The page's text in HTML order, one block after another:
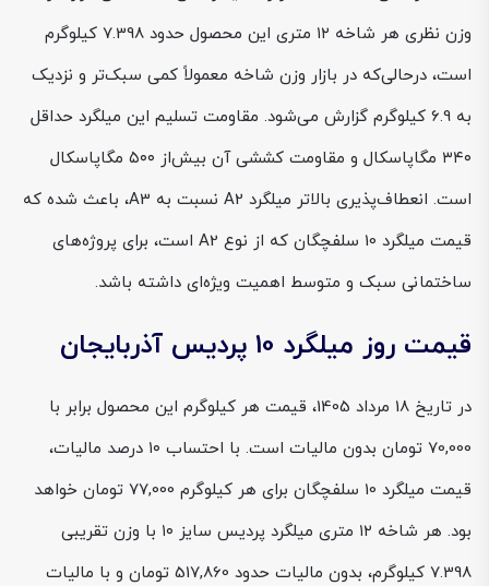
وزن نظری هر شاخه ۱۲ متری این محصول حدود 7.398 کیلوگرم
است، درحالی‌که در بازار وزن شاخه معمولاً کمی سبک‌تر و نزدیک
به 6.9 کیلوگرم گزارش می‌شود. مقاومت تسلیم این میلگرد حداقل
۳۴۰ مگاپاسکال و مقاومت کششی آن بیش‌از ۵۰۰ مگاپاسکال
است. انعطاف‌پذیری بالاتر میلگرد A2 نسبت به A3، باعث شده که
قیمت میلگرد 10 سلفچگان که از نوع A2 است، برای پروژه‌های
ساختمانی سبک و متوسط اهمیت ویژه‌ای داشته باشد.
قیمت روز میلگرد 10 پردیس آذربایجان
در تاریخ 18 مرداد 1405، قیمت هر کیلوگرم این محصول برابر با
70,000 تومان بدون مالیات است. با احتساب ۱۰ درصد مالیات،
قیمت میلگرد 10 سلفچگان برای هر کیلوگرم 77,000 تومان خواهد
بود. هر شاخه ۱۲ متری میلگرد پردیس سایز ۱۰ با وزن تقریبی
7.398 کیلوگرم، بدون مالیات حدود 517,860 تومان و با مالیات